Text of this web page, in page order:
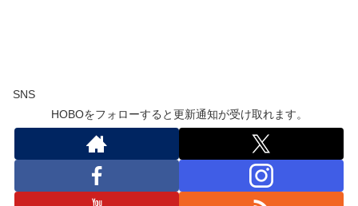
SNS
HOBOをフォローすると更新通知が受け取れます。